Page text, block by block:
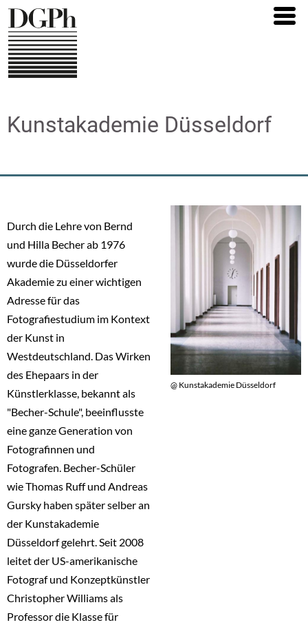
Direkt
zum
Inhalt
Kunstakademie Düsseldorf
Durch die Lehre von Bernd
und Hilla Becher ab 1976
wurde die Düsseldorfer
Akademie zu einer wichtigen
Adresse für das
Fotografiestudium im Kontext
der Kunst in
Westdeutschland. Das Wirken
des Ehepaars in der
Künstlerklasse, bekannt als
"Becher-Schule", beeinflusste
eine ganze Generation von
Fotografinnen und
Fotografen. Becher-Schüler
wie Thomas Ruff und Andreas
Gursky haben später selber an
der Kunstakademie
Düsseldorf gelehrt. Seit 2008
leitet der US-amerikanische
Fotograf und Konzeptkünstler
Christopher Williams als
Professor die Klasse für
@ Kunstakademie Düsseldorf